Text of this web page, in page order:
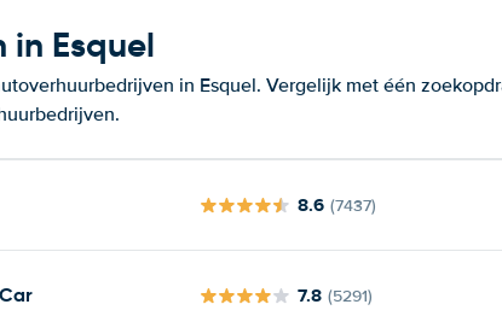
Esquel
in Esquel. Vergelijk met één
8.6 (7437)
7.8 (5291)